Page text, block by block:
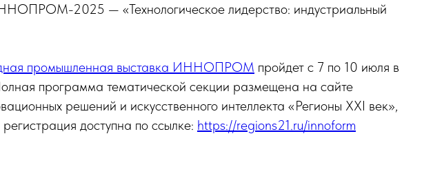
2025 — «Технологическое лидерство: индустриальный
промышленная выставка ИННОПРОМ пройдет с 7 по 10 июля в
программа тематической секции размещена на сайте
решений и искусственного интеллекта «Регионы XXI век»,
доступна по ссылке: https://regions21.ru/innoform